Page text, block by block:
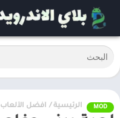
MOD الرئيسية / أفضل الألعاب MOD